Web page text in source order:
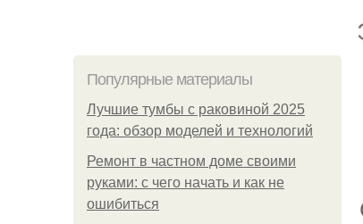
Популярные материалы
Лучшие тумбы с раковиной 2025
года: обзор моделей и технологий
Ремонт в частном доме своими
руками: с чего начать и как не
ошибиться